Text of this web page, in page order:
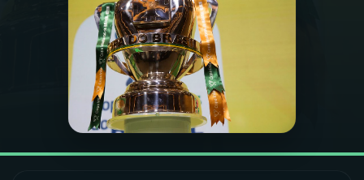
PROGRAMAS
PODCASTS
VIDEOCASTS